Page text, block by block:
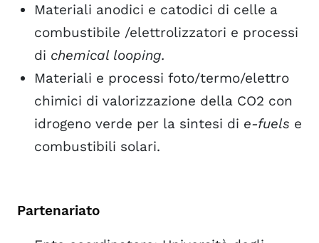
Materiali anodici e catodici di celle a
combustibile /elettrolizzatori e processi
di chemical looping.
Materiali e processi foto/termo/elettro
chimici di valorizzazione della CO2 con
idrogeno verde per la sintesi di e-fuels e
combustibili solari.
Partenariato